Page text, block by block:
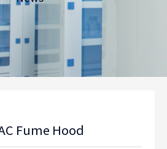
Fume Hood